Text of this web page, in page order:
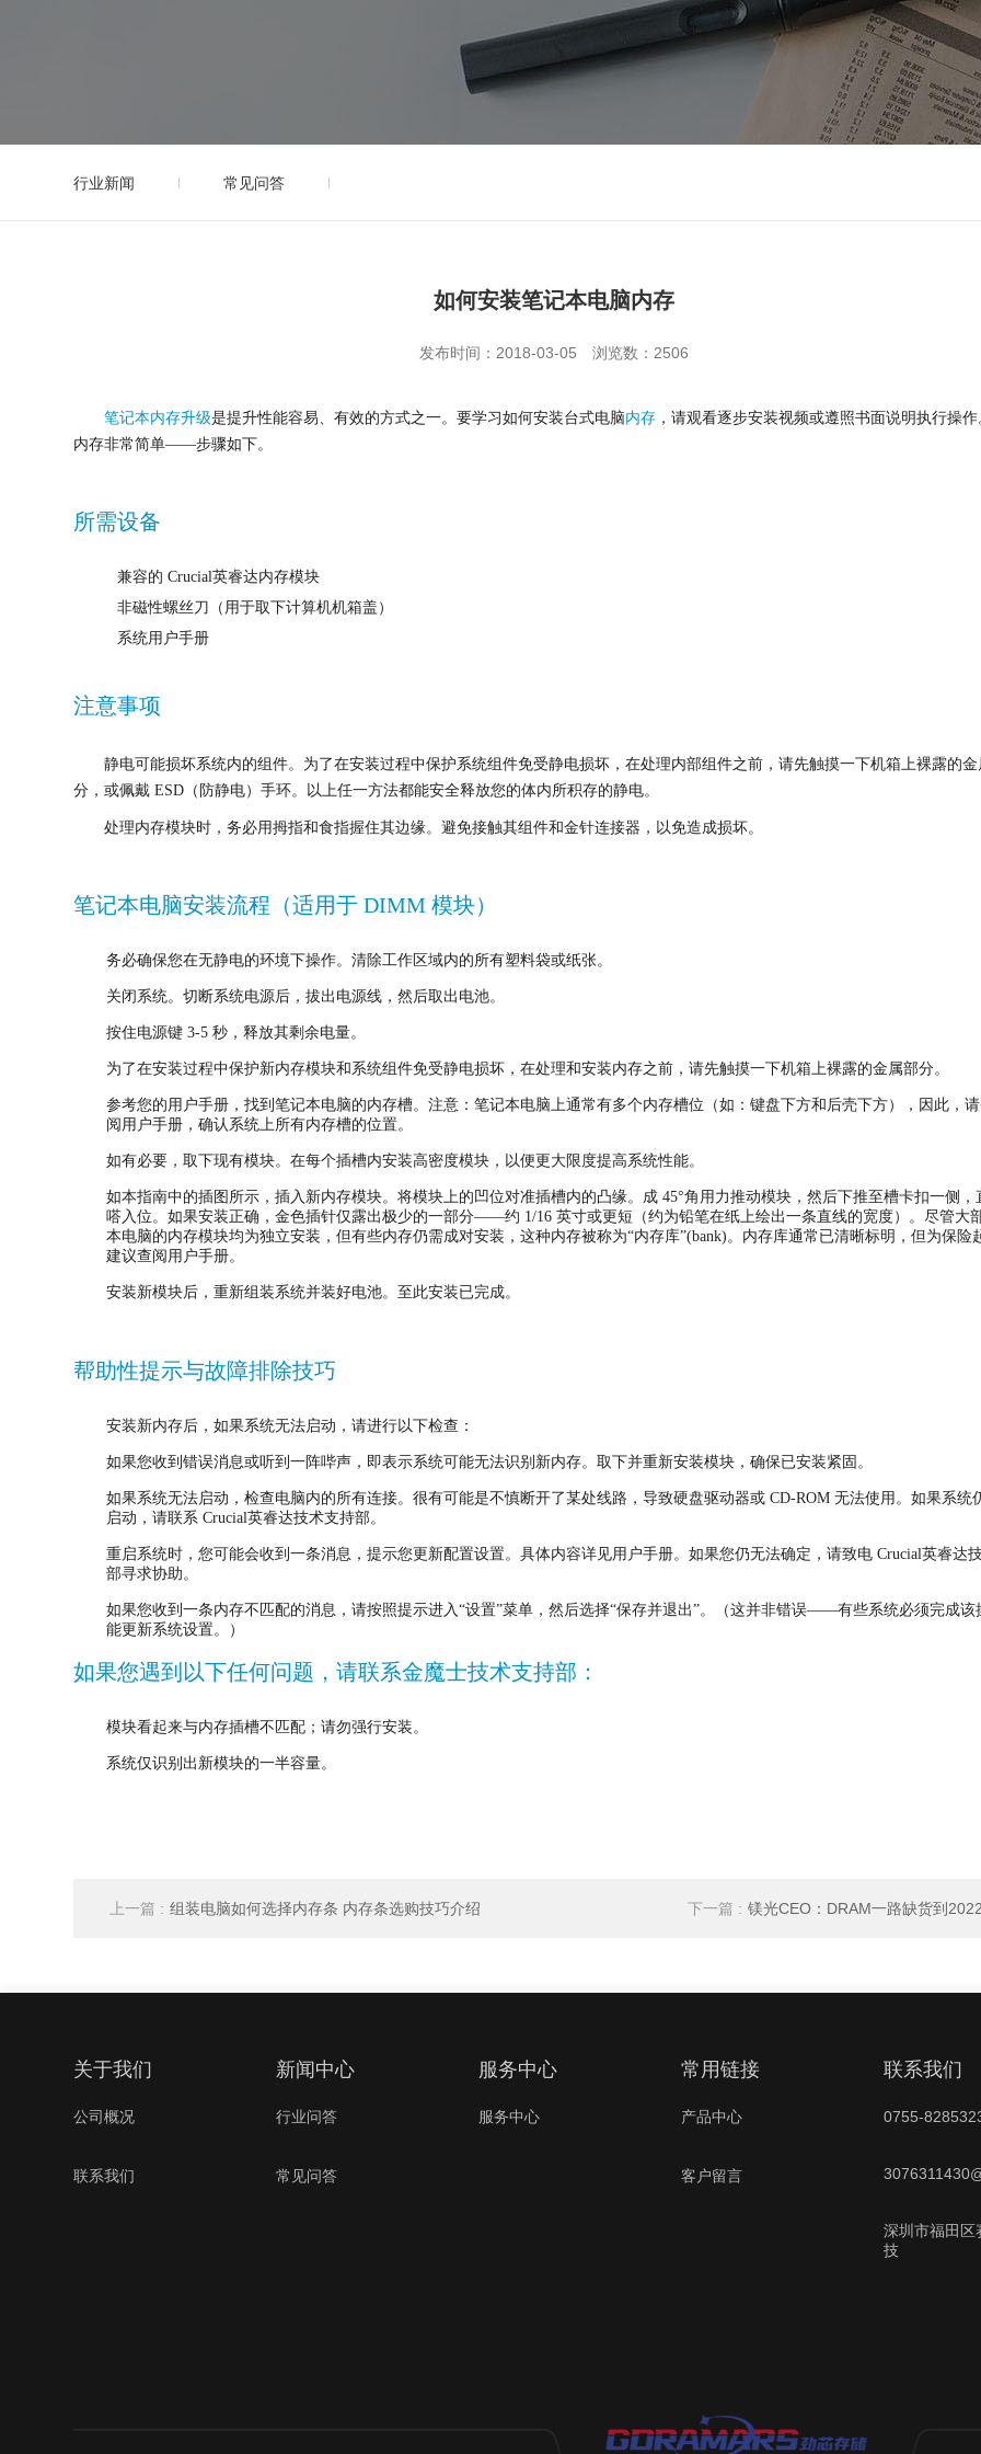
行业新闻 常见问答
如何安装笔记本电脑内存
发布时间：2018-03-05 浏览数：2506
笔记本内存升级是提升性能容易、有效的方式之一。要学习如何安装台式电脑内存 ，请观看逐步安装视频或遵照书面说明执行操作
内存非常简单——步骤如下。
所需设备
兼容的 Crucial英睿达内存模块
非磁性螺丝刀（用于取下计算机机箱盖）
系统用户手册
注意事项
静电可能损坏系统内的组件。为了在安装过程中保护系统组件免受静电损坏，在处理内部组件之前，请先触摸一下机箱上裸露的金
分，或佩戴 ESD（防静电）手环。以上任一方法都能安全释放您的体内所积存的静电。
处理内存模块时，务必用拇指和食指握住其边缘。避免接触其组件和金针连接器，以免造成损坏。
笔记本电脑安装流程（适用于 DIMM 模块）
务必确保您在无静电的环境下操作。清除工作区域内的所有塑料袋或纸张。
关闭系统。切断系统电源后，拔出电源线，然后取出电池。
按住电源键 3-5 秒，释放其剩余电量。
为了在安装过程中保护新内存模块和系统组件免受静电损坏，在处理和安装内存之前，请先触摸一下机箱上裸露的金属部分。
参考您的用户手册，找到笔记本电脑的内存槽。注意：笔记本电脑上通常有多个内存槽位（如：键盘下方和后壳下方），因此，
阅用户手册，确认系统上所有内存槽的位置。
如有必要，取下现有模块。在每个插槽内安装高密度模块，以便更大限度提高系统性能。
如本指南中的插图所示，插入新内存模块。将模块上的凹位对准插槽内的凸缘。成 45°角用力推动模块，然后下推至槽卡扣一侧，
嗒入位。如果安装正确，金色插针仅露出极少的一部分——约 1/16 英寸或更短（约为铅笔在纸上绘出一条直线的宽度）。尽管大
本电脑的内存模块均为独立安装，但有些内存仍需成对安装，这种内存被称为“内存库”(bank)。内存库通常已清晰标明，但为保险
建议查阅用户手册。
安装新模块后，重新组装系统并装好电池。至此安装已完成。
帮助性提示与故障排除技巧
安装新内存后，如果系统无法启动，请进行以下检查：
如果您收到错误消息或听到一阵哔声，即表示系统可能无法识别新内存。取下并重新安装模块，确保已安装紧固。
如果系统无法启动，检查电脑内的所有连接。很有可能是不慎断开了某处线路，导致硬盘驱动器或 CD-ROM 无法使用。如果系统
启动，请联系 Crucial英睿达技术支持部。
重启系统时，您可能会收到一条消息，提示您更新配置设置。具体内容详见用户手册。如果您仍无法确定，请致电 Crucial英睿达
部寻求协助。
如果您收到一条内存不匹配的消息，请按照提示进入“设置”菜单，然后选择“保存并退出”。（这并非错误——有些系统必须完成该
能更新系统设置。）
如果您遇到以下任何问题，请联系金魔士技术支持部：
模块看起来与内存插槽不匹配；请勿强行安装。
系统仅识别出新模块的一半容量。
上一篇 : 组装电脑如何选择内存条 内存条选购技巧介绍 下一篇 : 镁光CEO：DRAM一路缺货到
关于我们
公司概况
联系我们
新闻中心
行业问答
常见问答
服务中心
服务中心
常用链接
产品中心
客户留言
联系我们
0755-
深圳市福田区
技